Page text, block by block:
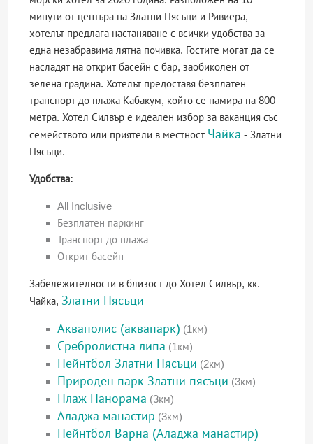
минути от центъра на Златни Пясъци и Ривиера,
хотелът предлага настаняване с всички удобства за
една незабравима лятна почивка. Гостите могат да се
насладят на открит басейн с бар, заобиколен от
зелена градина. Хотелът предоставя безплатен
транспорт до плажа Кабакум, който се намира на 800
метра. Хотел Силвър е идеален избор за ваканция със
семейството или приятели в местност Чайка - Златни
Пясъци.
Удобства:
All Inclusive
Безплатен паркинг
Транспорт до плажа
Открит басейн
Забележителности в близост до Хотел Силвър, кк.
Чайка, Златни Пясъци
Акваполис (аквапарк) (1км)
Сребролистна липа (1км)
Пейнтбол Златни Пясъци (2км)
Природен парк Златни пясъци (3км)
Плаж Панорама (3км)
Аладжа манастир (3км)
Пейнтбол Варна (Аладжа манастир)